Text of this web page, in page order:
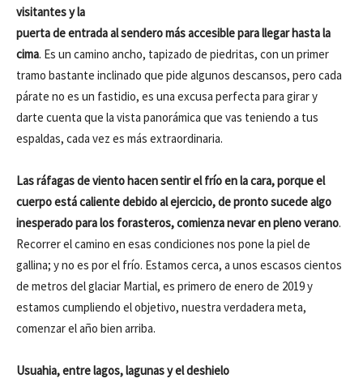
visitantes y la
puerta de entrada al sendero más accesible para llegar hasta la
cima. Es un camino ancho, tapizado de piedritas, con un primer
tramo bastante inclinado que pide algunos descansos, pero cada
párate no es un fastidio, es una excusa perfecta para girar y
darte cuenta que la vista panorámica que vas teniendo a tus
espaldas, cada vez es más extraordinaria.
Las ráfagas de viento hacen sentir el frío en la cara, porque el
cuerpo está caliente debido al ejercicio, de pronto sucede algo
inesperado para los forasteros, comienza nevar en pleno verano.
Recorrer el camino en esas condiciones nos pone la piel de
gallina; y no es por el frío. Estamos cerca, a unos escasos cientos
de metros del glaciar Martial, es primero de enero de 2019 y
estamos cumpliendo el objetivo, nuestra verdadera meta,
comenzar el año bien arriba.
Usuahia, entre lagos, lagunas y el deshielo